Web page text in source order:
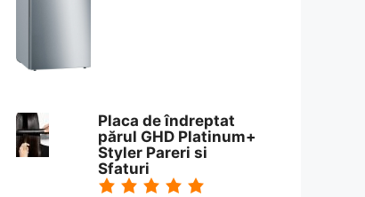
Placa de îndreptat
părul GHD Platinum+
Styler Pareri si
Sfaturi